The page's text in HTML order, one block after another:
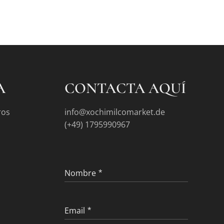
CONTACTA AQUÍ
info@xochimilcomarket.de
(+49) 1795990967
Nombre
Email